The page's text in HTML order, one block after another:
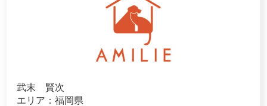
武末 賢次
エリア：福岡県